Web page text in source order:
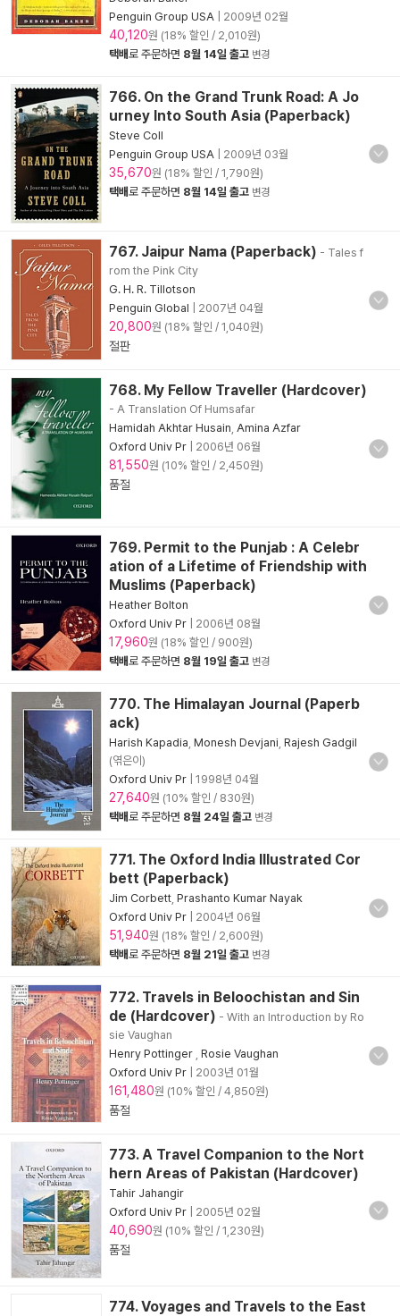
Penguin Group USA
2009년 02월
40,120원 (18% 할인 / 2,010원)
택배로 주문하면 8월 14일 출고 변경
766. On the Grand Trunk Road: A Jo
urney Into South Asia (Paperback)
Steve Coll
Penguin Group USA
2009년 03월
35,670원 (18% 할인 / 1,790원)
택배로 주문하면 8월 14일 출고 변경
767. Jaipur Nama (Paperback) - Tales f
rom the Pink City
G. H. R. Tillotson
Penguin Global
2007년 04월
20,800원 (18% 할인 / 1,040원)
절판
768. My Fellow Traveller (Hardcover)
- A Translation Of Humsafar
Hamidah Akhtar Husain Amina Azfar
Oxford Univ Pr
2006년 06월
81,550원 (10% 할인 / 2,450원)
품절
769. Permit to the Punjab : A Celebr
ation of a Lifetime of Friendship with
Muslims (Paperback)
Heather Bolton
Oxford Univ Pr
2006년 08월
17,960원 (18% 할인 / 900원)
택배로 주문하면 8월 19일 출고 변경
770. The Himalayan Journal (Paperb
ack)
Harish Kapadia Monesh Devjani Rajesh Gadgil
(엮은이)
Oxford Univ Pr
1998년 04월
27,640원 (10% 할인 / 830원)
택배로 주문하면 8월 24일 출고 변경
771. The Oxford India Illustrated Cor
bett (Paperback)
Jim Corbett Prashanto Kumar Nayak
Oxford Univ Pr
2004년 06월
51,940원 (18% 할인 / 2,600원)
택배로 주문하면 8월 21일 출고 변경
772. Travels in Beloochistan and Sin
de (Hardcover) - With an Introduction by Ro
sie Vaughan
Henry Pottinger Rosie Vaughan
Oxford Univ Pr
2003년 01월
161,480원 (10% 할인 / 4,850원)
품절
773. A Travel Companion to the Nort
hern Areas of Pakistan (Hardcover)
Tahir Jahangir
Oxford Univ Pr
2005년 02월
40,690원 (10% 할인 / 1,230원)
품절
774. Voyages and Travels to the East